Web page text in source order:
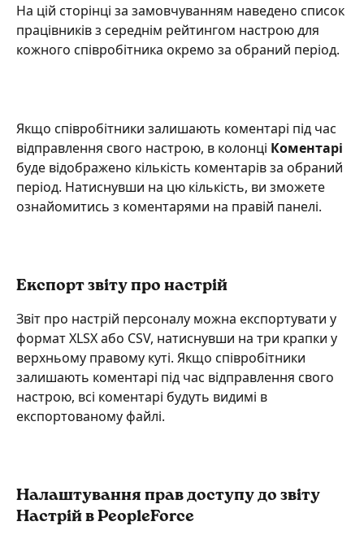
На цій сторінці за замовчуванням наведено список
працівників з середнім рейтингом настрою для
кожного співробітника окремо за обраний період.
Якщо співробітники залишають коментарі під час
відправлення свого настрою, в колонці Коментарі
буде відображено кількість коментарів за обраний
період. Натиснувши на цю кількість, ви зможете
ознайомитись з коментарями на правій панелі.
Експорт звіту про настрій
Звіт про настрій персоналу можна експортувати у
формат XLSX або CSV, натиснувши на три крапки у
верхньому правому куті. Якщо співробітники
залишають коментарі під час відправлення свого
настрою, всі коментарі будуть видимі в
експортованому файлі.
Налаштування прав доступу до звіту
Настрій в PeopleForce